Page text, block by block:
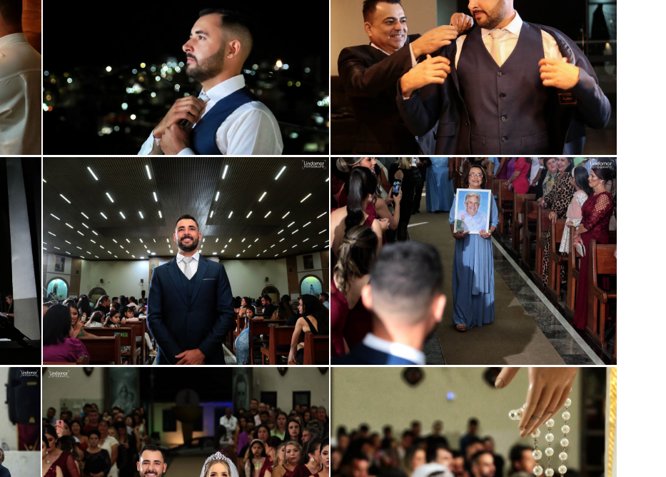
Guardar Guardar Guardar
Guardar Guardar Guardar